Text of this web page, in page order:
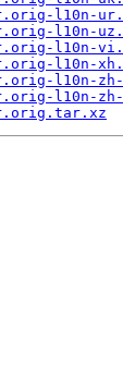
l10n-
l10n-
l10n-
l10n-
l10n-zh-
l10n-zh-